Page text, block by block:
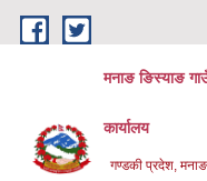
Skip to main content
मनाङ ङिस्याङ
कार्यालय
गण्डकी प्रदेश,